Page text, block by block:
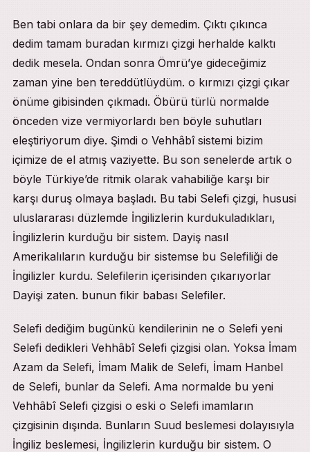
Ben tabi onlara da bir şey demedim. Çıktı çıkınca
dedim tamam buradan kırmızı çizgi herhalde kalktı
dedik mesela. Ondan sonra Ömrü’ye gideceğimiz
zaman yine ben tereddütlüydüm. o kırmızı çizgi çıkar
önüme gibisinden çıkmadı. Öbürü türlü normalde
önceden vize vermiyorlardı ben böyle suhutları
eleştiriyorum diye. Şimdi o Vehhâbî sistemi bizim
içimize de el atmış vaziyette. Bu son senelerde artık o
böyle Türkiye’de ritmik olarak vahabiliğe karşı bir
karşı duruş olmaya başladı. Bu tabi Selefi çizgi, hususi
uluslararası düzlemde İngilizlerin kurdukuladıkları,
İngilizlerin kurduğu bir sistem. Dayiş nasıl
Amerikalıların kurduğu bir sistemse bu Selefiliği de
İngilizler kurdu. Selefilerin içerisinden çıkarıyorlar
Dayişi zaten. bunun fikir babası Selefiler.
Selefi dediğim bugünkü kendilerinin ne o Selefi yeni
Selefi dedikleri Vehhâbî Selefi çizgisi olan. Yoksa İmam
Azam da Selefi, İmam Malik de Selefi, İmam Hanbel
de Selefi, bunlar da Selefi. Ama normalde bu yeni
Vehhâbî Selefi çizgisi o eski o Selefi imamların
çizgisinin dışında. Bunların Suud beslemesi dolayısıyla
İngiliz beslemesi, İngilizlerin kurduğu bir sistem. O